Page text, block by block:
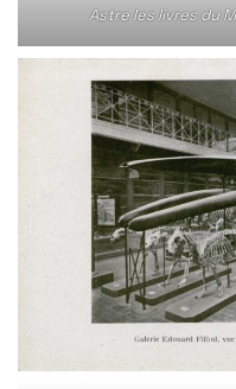
Astre les livres du